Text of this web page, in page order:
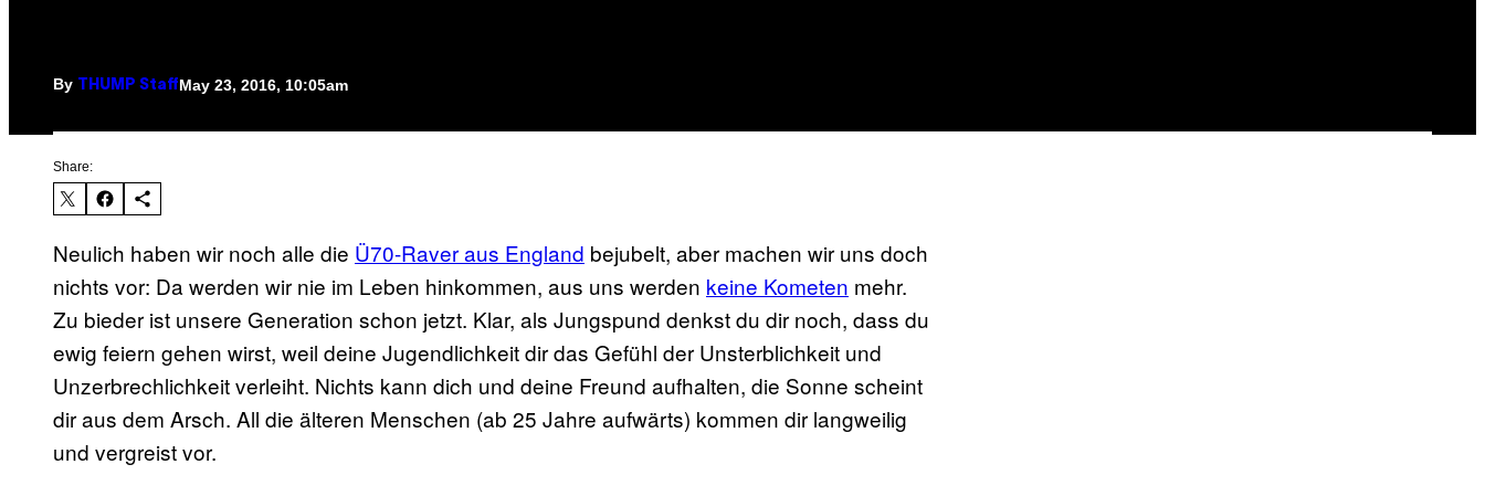
By THUMP StaffMay 23, 2016, 10:05am
Share:
Neulich haben wir noch alle die Ü70-Raver aus England bejubelt, aber machen wir uns doch
nichts vor: Da werden wir nie im Leben hinkommen, aus uns werden keine Kometen mehr.
Zu bieder ist unsere Generation schon jetzt. Klar, als Jungspund denkst du dir noch, dass du
ewig feiern gehen wirst, weil deine Jugendlichkeit dir das Gefühl der Unsterblichkeit und
Unzerbrechlichkeit verleiht. Nichts kann dich und deine Freund aufhalten, die Sonne scheint
dir aus dem Arsch. All die älteren Menschen (ab 25 Jahre aufwärts) kommen dir langweilig
und vergreist vor.